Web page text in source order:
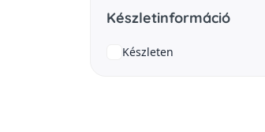
Készletinformáció
Készleten